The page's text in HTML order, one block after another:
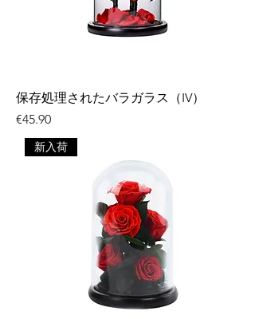
保存処理されたバラガラス（IV）
価格
€45.90
新入荷